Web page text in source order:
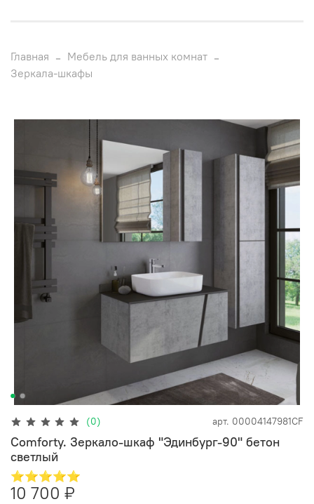
Главная
Мебель для ванных комнат
Зеркала-шкафы
(0) арт. 00004147981CF
Comforty. Зеркало-шкаф "Эдинбург-90" бетон
светлый
⭐⭐⭐⭐⭐
10 700 ₽